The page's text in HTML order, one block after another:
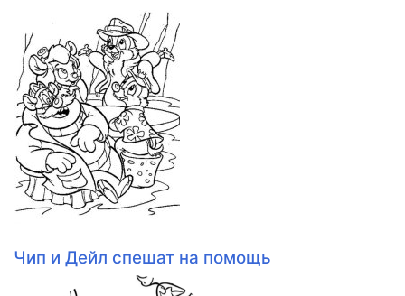
Чип и Дейл спешат на помощь